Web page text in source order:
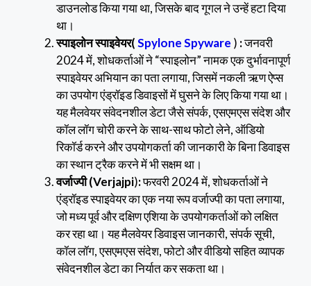
डाउनलोड किया गया था, जिसके बाद गूगल ने उन्हें हटा दिया
था।
स्पाइलोन स्पाइवेयर(Spylone Spyware ) :जनवरी
2024 में, शोधकर्ताओं ने “स्पाइलोन” नामक एक दुर्भावनापूर्ण
स्पाइवेयर अभियान का पता लगाया, जिसमें नकली ऋण ऐप्स
का उपयोग एंड्रॉइड डिवाइसों में घुसने के लिए किया गया था।
यह मैलवेयर संवेदनशील डेटा जैसे संपर्क, एसएमएस संदेश और
कॉल लॉग चोरी करने के साथ-साथ फोटो लेने, ऑडियो
रिकॉर्ड करने और उपयोगकर्ता की जानकारी के बिना डिवाइस
का स्थान ट्रैक करने में भी सक्षम था।
वर्जाज्पी (Verjajpi):फरवरी 2024 में, शोधकर्ताओं ने
एंड्रॉइड स्पाइवेयर का एक नया रूप वर्जाज्पी का पता लगाया,
जो मध्य पूर्व और दक्षिण एशिया के उपयोगकर्ताओं को लक्षित
कर रहा था। यह मैलवेयर डिवाइस जानकारी, संपर्क सूची,
कॉल लॉग, एसएमएस संदेश, फोटो और वीडियो सहित व्यापक
संवेदनशील डेटा का निर्यात कर सकता था।